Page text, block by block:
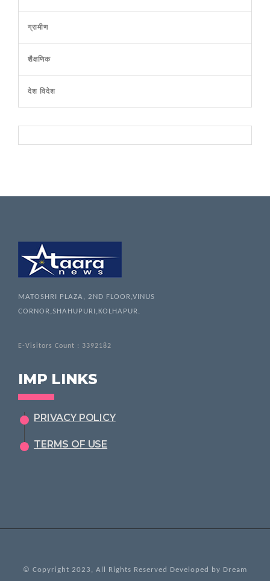
ग्रामीण
शैक्षणिक
देश विदेश
MATOSHRI PLAZA, 2ND FLOOR,VINUS
CORNOR,SHAHUPURI,KOLHAPUR.
E-Visitors Count : 3392182
IMP LINKS
PRIVACY POLICY
TERMS OF USE
© Copyright 2023, All Rights Reserved Developed by Dream